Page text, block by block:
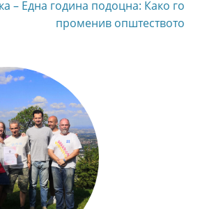
– Една година подоцна: Како го
променив општеството